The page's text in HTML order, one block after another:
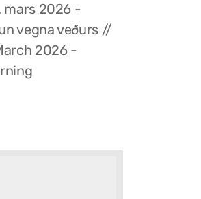
mars 2026 -
vegna veðurs //
2026 -